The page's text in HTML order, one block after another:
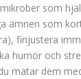
som
ämnen som
finjustera
humör och
matar dem